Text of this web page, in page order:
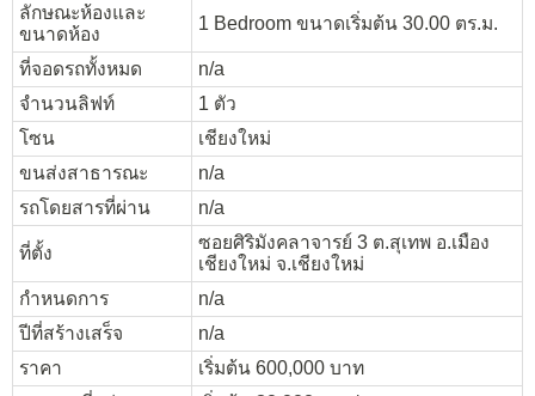
ลักษณะห้องและ
ขนาดห้อง
1 Bedroom ขนาดเริ่มต้น 30.00 ตร.ม.
ที่จอดรถทั้งหมด
n/a
จำนวนลิฟท์
1 ตัว
โซน
เชียงใหม่
ขนส่งสาธารณะ
n/a
รถโดยสารที่ผ่าน
n/a
ที่ตั้ง
ซอยศิริมังคลาจารย์ 3 ต.สุเทพ อ.เมือง
เชียงใหม่ จ.เชียงใหม่
กำหนดการ
n/a
ปีที่สร้างเสร็จ
n/a
ราคา
เริ่มต้น 600,000 บาท